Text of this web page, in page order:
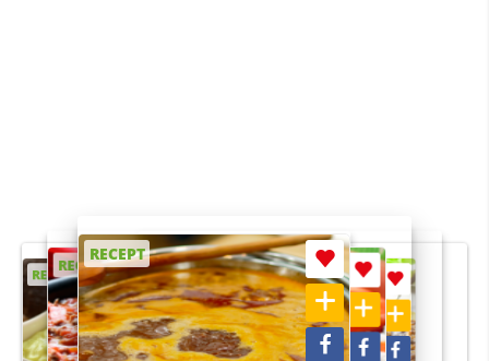
RECEPT
RECEPT
RECEPT
RECEPT
RECEPT